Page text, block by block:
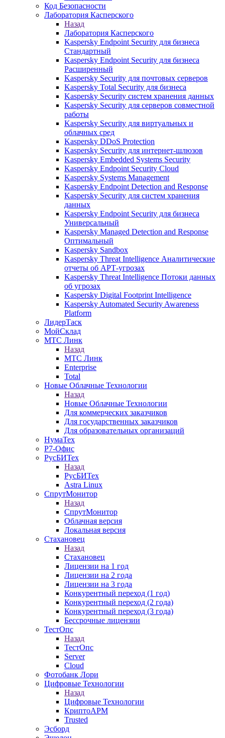
Код Безопасности
Лаборатория Касперского
Назад
Лаборатория Касперского
Kaspersky Endpoint Security для бизнеса
Стандартный
Kaspersky Endpoint Security для бизнеса
Расширенный
Kaspersky Security для почтовых серверов
Kaspersky Total Security для бизнеса
Kaspersky Security систем хранения данных
Kaspersky Security для серверов совместной
работы
Kaspersky Security для виртуальных и
облачных сред
Kaspersky DDoS Protection
Kaspersky Security для интернет-шлюзов
Kaspersky Embedded Systems Security
Kaspersky Endpoint Security Cloud
Kaspersky Systems Management
Kaspersky Endpoint Detection and Response
Kaspersky Security для систем хранения
данных
Kaspersky Endpoint Security для бизнеса
Универсальный
Kaspersky Managed Detection and Response
Оптимальный
Kaspersky Sandbox
Kaspersky Threat Intelligence Аналитические
отчеты об АРТ-угрозах
Kaspersky Threat Intelligence Потоки данных
об угрозах
Kaspersky Digital Footprint Intelligence
Kaspersky Automated Security Awareness
Platform
ЛидерТаск
МойСклад
МТС Линк
Назад
МТС Линк
Enterprise
Total
Новые Облачные Технологии
Назад
Новые Облачные Технологии
Для коммерческих заказчиков
Для государственных заказчиков
Для образовательных организаций
НумаТех
Р7-Офис
РусБИТех
Назад
РусБИТех
Astra Linux
СпрутМонитор
Назад
СпрутМонитор
Облачная версия
Локальная версия
Стахановец
Назад
Стахановец
Лицензии на 1 год
Лицензии на 2 года
Лицензии на 3 года
Конкурентный переход (1 год)
Конкурентный переход (2 года)
Конкурентный переход (3 года)
Бессрочные лицензии
ТестОпс
Назад
ТестОпс
Server
Cloud
Фотобанк Лори
Цифровые Технологии
Назад
Цифровые Технологии
КриптоАРМ
Trusted
Эсборд